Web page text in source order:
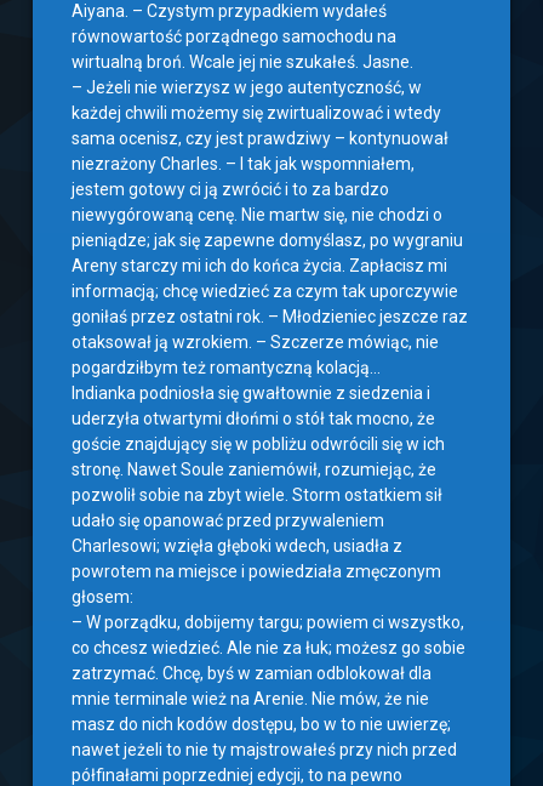
Aiyana. – Czystym przypadkiem wydałeś
równowartość porządnego samochodu na
wirtualną broń. Wcale jej nie szukałeś. Jasne.
– Jeżeli nie wierzysz w jego autentyczność, w
każdej chwili możemy się zwirtualizować i wtedy
sama ocenisz, czy jest prawdziwy – kontynuował
niezrażony Charles. – I tak jak wspomniałem,
jestem gotowy ci ją zwrócić i to za bardzo
niewygórowaną cenę. Nie martw się, nie chodzi o
pieniądze; jak się zapewne domyślasz, po wygraniu
Areny starczy mi ich do końca życia. Zapłacisz mi
informacją; chcę wiedzieć za czym tak uporczywie
goniłaś przez ostatni rok. – Młodzieniec jeszcze raz
otaksował ją wzrokiem. – Szczerze mówiąc, nie
pogardziłbym też romantyczną kolacją…
Indianka podniosła się gwałtownie z siedzenia i
uderzyła otwartymi dłońmi o stół tak mocno, że
goście znajdujący się w pobliżu odwrócili się w ich
stronę. Nawet Soule zaniemówił, rozumiejąc, że
pozwolił sobie na zbyt wiele. Storm ostatkiem sił
udało się opanować przed przywaleniem
Charlesowi; wzięła głęboki wdech, usiadła z
powrotem na miejsce i powiedziała zmęczonym
głosem:
– W porządku, dobijemy targu; powiem ci wszystko,
co chcesz wiedzieć. Ale nie za łuk; możesz go sobie
zatrzymać. Chcę, byś w zamian odblokował dla
mnie terminale wież na Arenie. Nie mów, że nie
masz do nich kodów dostępu, bo w to nie uwierzę;
nawet jeżeli to nie ty majstrowałeś przy nich przed
półfinałami poprzedniej edycji, to na pewno